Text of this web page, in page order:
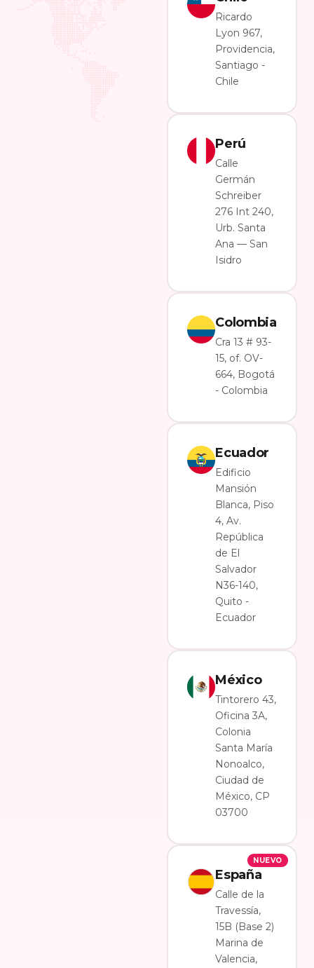
Ricardo
Lyon 967,
Providencia,
Santiago -
Chile
Perú
Calle
Germán
Schreiber
276 Int 240,
Urb. Santa
Ana — San
Isidro
Colombia
Cra 13 # 93-
15, of. OV-
664, Bogotá
- Colombia
Ecuador
Edificio
Mansión
Blanca, Piso
4, Av.
República
de El
Salvador
N36-140,
Quito -
Ecuador
México
Tintorero 43,
Oficina 3A,
Colonia
Santa María
Nonoalco,
Ciudad de
México, CP
03700
NUEVO
España
Calle de la
Travessía,
15B (Base 2)
Marina de
Valencia,